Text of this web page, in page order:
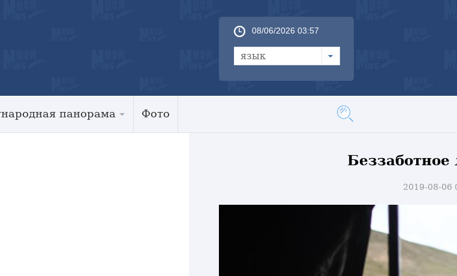
08/06/2026 03:57
язык
панорама Фото
Беззаботное
2019-08-06